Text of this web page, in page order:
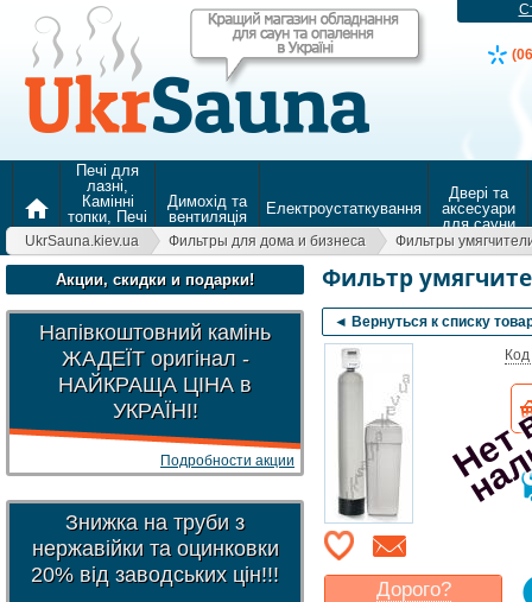
home
Печі для
лазні,
Камінні
топки, Печі
для
опалення
Димохід та
вентиляція
Електроустаткування
Двері та
аксесуари
для сауни
UkrSauna.kiev.ua Фильтры для дома и бизнеса Фильтры
Акции, скидки и подарки!
Напівкоштовний камінь
ЖАДЕЇТ оригінал -
НАЙКРАЩА ЦІНА в
УКРАЇНІ!
Подробности акции
Знижка на труби з
нержавійки та оцинковки
20% від заводських цін!!!
Фильтр
◄ Вернуться к списку
Дорого?